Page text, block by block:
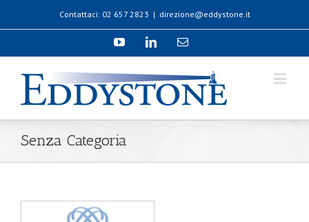
Contattaci: 02 657 2823 | direzione@eddystone.it
Senza Categoria